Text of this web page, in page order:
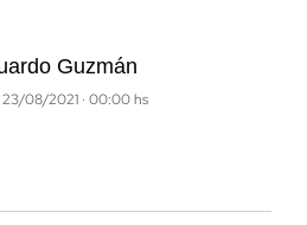
Guzmán
23/08/2021 · 00:00 hs